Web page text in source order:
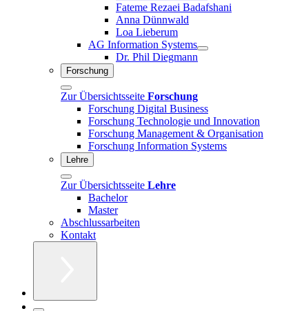
Fateme Rezaei Badafshani
Anna Dünnwald
Loa Lieberum
AG Information Systems
Dr. Phil Diegmann
Forschung
Zur Übersichtsseite Forschung
Forschung Digital Business
Forschung Technologie und Innovation
Forschung Management & Organisation
Forschung Information Systems
Lehre
Zur Übersichtsseite Lehre
Bachelor
Master
Abschlussarbeiten
Kontakt